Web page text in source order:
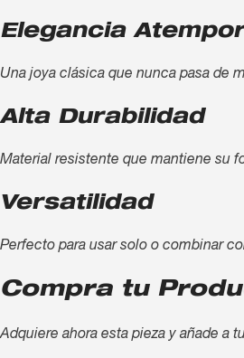
Elegancia
Una joya clásica que nunca pasa de
Alta Durabilidad
Material resistente que mantiene su
Versatilidad
Perfecto para usar solo o combinar
Compra tu
Adquiere ahora esta pieza y añade a